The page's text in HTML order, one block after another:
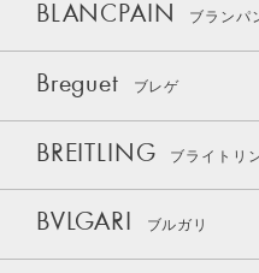
BLANCPAIN ブランパ
Breguet ブレゲ
BREITLING ブライトリ
BVLGARI ブルガリ